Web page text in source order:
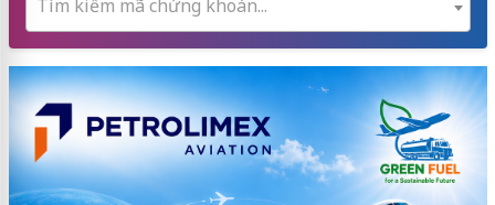
Tìm kiếm mã chứng khoán...